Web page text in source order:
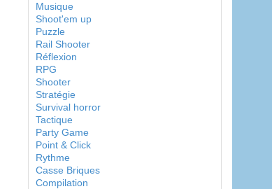
Musique
Shoot'em up
Puzzle
Rail Shooter
Réflexion
RPG
Shooter
Stratégie
Survival horror
Tactique
Party Game
Point & Click
Rythme
Casse Briques
Compilation